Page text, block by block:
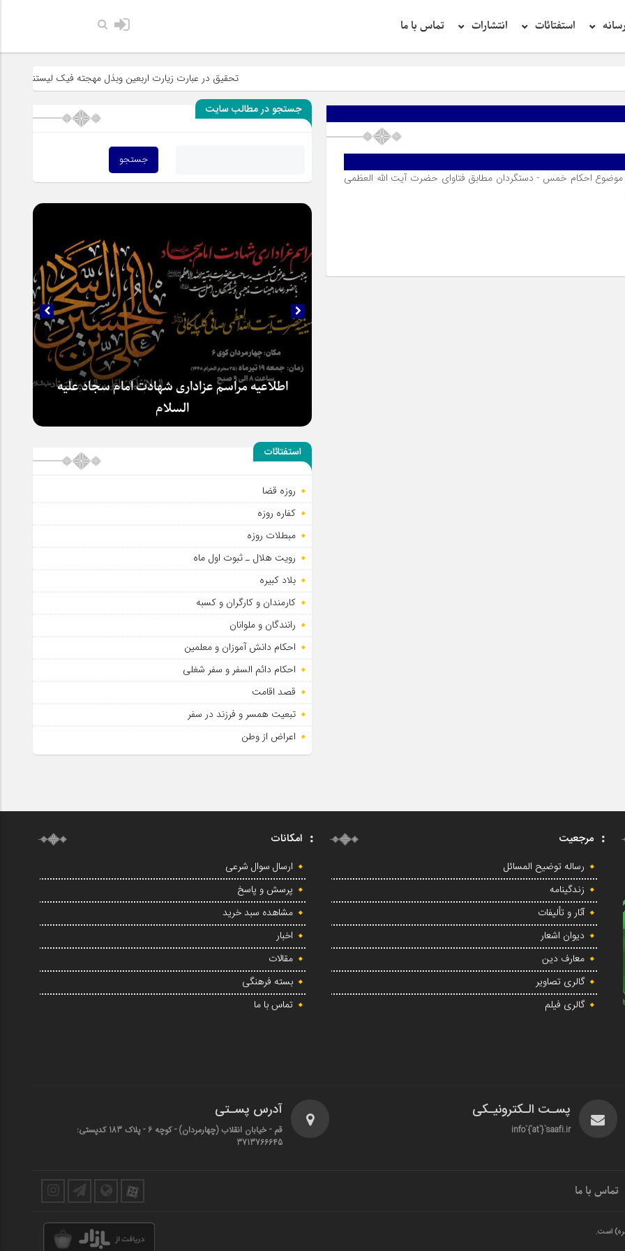
استفتائات انتشارات تماس با ما
تحقیق در عبارت زیارت اربعین وبذل مهجته فیک لیستنقذ عبادک من
احکام خمس - دستگردان مطابق فتاوای حضرت آیت الله العظمی
جستجو در مطالب سایت
اطلاعیه مراسم عزاداری شهادت امام سجاد علیه
السلام
استفتائات
روزه قضا
کفاره روزه
مبطلات روزه
رویت هلال ـ ثبوت اول ماه
بلاد کبیره
کارمندان و کارگران و کسبه
رانندگان و ملوانان
احکام دانش آموزان و معلمین
احکام دائم السفر و سفر شغلی
قصد اقامت
تبعیت همسر و فرزند در سفر
اعراض از وطن
مرجعیت
رساله توضیح المسائل
زندگینامه
آثار و تألیفات
دیوان اشعار
معارف دین
گالری تصاویر
گالری فیلم
امکانات
ارسال سوال شرعی
پرسش و پاسخ
مشاهده سبد خرید
اخبار
مقالات
بسته فرهنگی
تماس با ما
پسـت الـکترونیـکی
info`{`at`}`saafi.ir
آدرس پسـتی
قم - خیابان انقلاب (چهارمردان)‌ - کوچه 6 - پلاک 183 کدپستی:
3713766645
تماس با ما
است.